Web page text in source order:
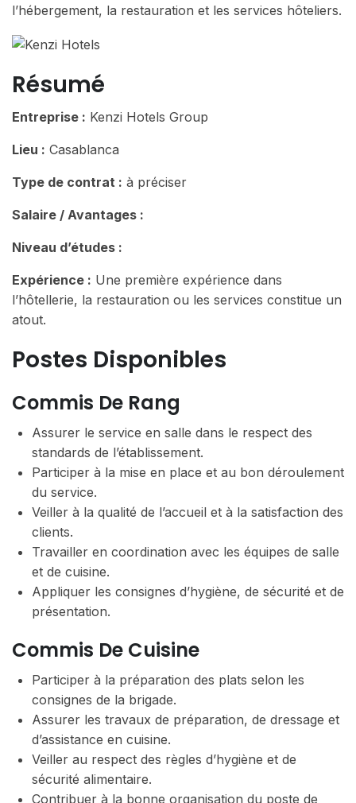
l’hébergement, la restauration et les services hôteliers.
Résumé
Entreprise : Kenzi Hotels Group
Lieu : Casablanca
Type de contrat : à préciser
Salaire / Avantages :
Niveau d’études :
Expérience : Une première expérience dans
l’hôtellerie, la restauration ou les services constitue un
atout.
Postes Disponibles
Commis De Rang
Assurer le service en salle dans le respect des
standards de l’établissement.
Participer à la mise en place et au bon déroulement
du service.
Veiller à la qualité de l’accueil et à la satisfaction des
clients.
Travailler en coordination avec les équipes de salle
et de cuisine.
Appliquer les consignes d’hygiène, de sécurité et de
présentation.
Commis De Cuisine
Participer à la préparation des plats selon les
consignes de la brigade.
Assurer les travaux de préparation, de dressage et
d’assistance en cuisine.
Veiller au respect des règles d’hygiène et de
sécurité alimentaire.
Contribuer à la bonne organisation du poste de